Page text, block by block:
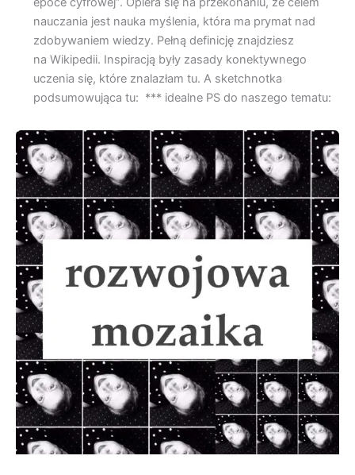
nauczania jest nauka myślenia, która ma prymat nad
zdobywaniem wiedzy. Pełną definicję znajdziesz
na Wikipedii. Inspiracją były zasady konektywnego
uczenia się, które znalazłam tu. A sketchnotka
podsumowująca tu: *** idealne PS do naszego tematu: